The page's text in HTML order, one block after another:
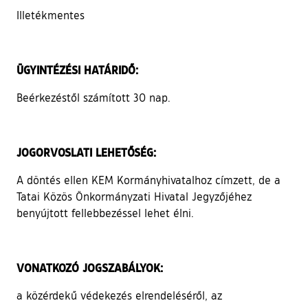
Illetékmentes
ÜGYINTÉZÉSI HATÁRIDŐ:
Beérkezéstől számított 30 nap.
JOGORVOSLATI LEHETŐSÉG:
A döntés ellen KEM Kormányhivatalhoz címzett, de a
Tatai Közös Önkormányzati Hivatal Jegyzőjéhez
benyújtott fellebbezéssel lehet élni.
VONATKOZÓ JOGSZABÁLYOK:
a közérdekű védekezés elrendeléséről, az